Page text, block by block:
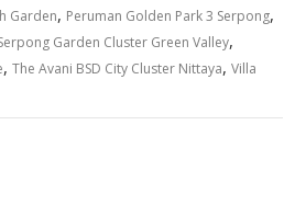
Garden, Peruman Golden Park 3 Serpong,
Garden Cluster Green Valley,
, The Avani BSD City Cluster Nittaya, Villa